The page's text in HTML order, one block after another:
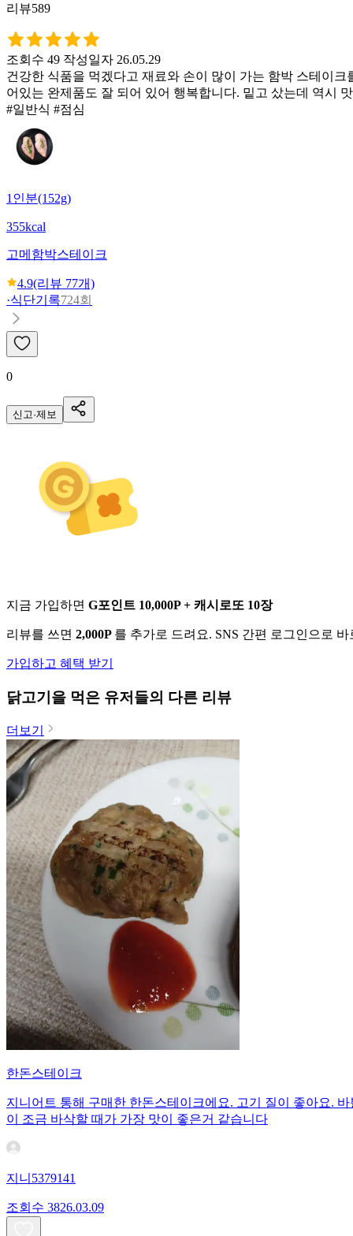
리뷰589
조회수 49 작성일자 26.05.29
건강한 식품을 먹겠다고 재료와 손이 많이 가는 함박 스테이
어있는 완제품도 잘 되어 있어 행복합니다. 밑고 샀는데 역시
#일반식 #점심
1인분(152g)
355kcal
고메 함박스테이크
4.9(리뷰 77개)
·식단기록724회
0
신고·제보
지금 가입하면 G포인트 10,000P + 캐시로또 10장
리뷰를 쓰면 2,000P 를 추가로 드려요. SNS 간편 로그인으로
가입하고 혜택 받기
닭고기 을 먹은 유저들의 다른 리뷰
더보기
한돈스테이크
지니어트 통해 구매한 한돈스테이크에요. 고기 질이 좋아요.
이 조금 바삭할 때가 가장 맛이 좋은거 같습니다
지니5379141
조회수 3826.03.09